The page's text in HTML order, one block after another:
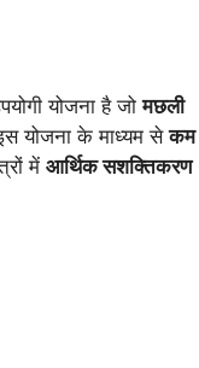
योजना है जोमछली
योजना के माध्यम सेकम
में आर्थिक सशक्तिकरण